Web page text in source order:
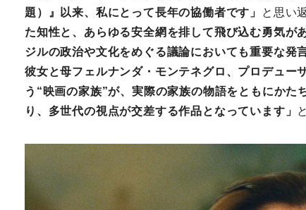
題）』以来、私にとって⻑年の協働者です」
と思い
た知性と、あらゆる安全網を排して⾶び込む勇気が
ジルの政治や⽂化をめぐる議論においても重要な発
彼⼥と⺟フェルナンダ・モンテネグロ、プロデュー
う“映画の家族”が、実際の家族の物語をともにかた
り、多世代の視点が交差する作品となっています」